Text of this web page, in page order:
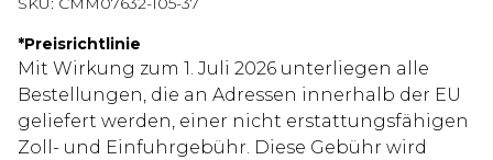
*Preisrichtlinie
Mit Wirkung zum 1. Juli 2026 unterliegen alle
Bestellungen, die an Adressen innerhalb der EU
geliefert werden, einer nicht erstattungsfähigen
Zoll- und Einfuhrgebühr. Diese Gebühr wird